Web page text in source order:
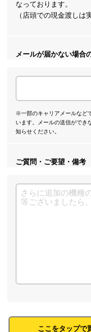
なっております。
（店頭での現金渡しは
メールが届かない場合
※一部のキャリアメールなど
います。メールの送信ができ
知らせください。
ご質問・ご要望・備考